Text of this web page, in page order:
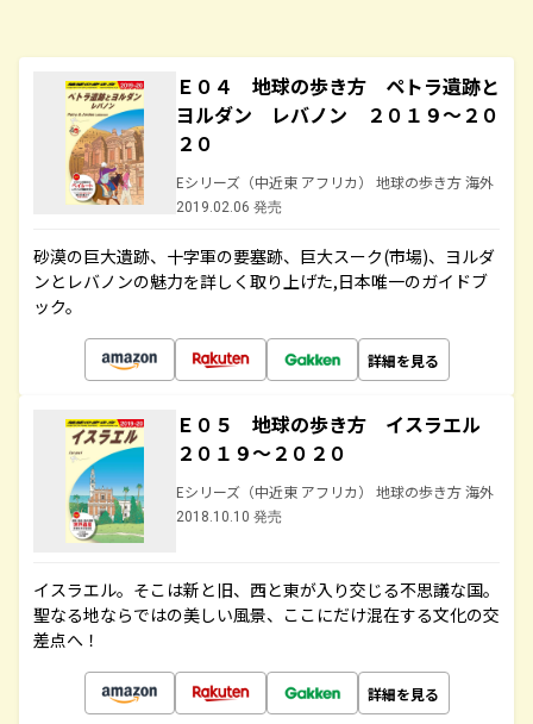
Ｅ０４ 地球の歩き方 ペトラ遺跡と
ヨルダン レバノン ２０１９～２０
２０
Eシリーズ（中近東 アフリカ） 地球の歩き方 海外
2019.02.06 発売
砂漠の巨大遺跡、十字軍の要塞跡、巨大スーク(市場)、ヨルダ
ンとレバノンの魅力を詳しく取り上げた,日本唯一のガイドブ
ック。
詳細を見る
Ｅ０５ 地球の歩き方 イスラエル
２０１９～２０２０
Eシリーズ（中近東 アフリカ） 地球の歩き方 海外
2018.10.10 発売
イスラエル。そこは新と旧、西と東が入り交じる不思議な国。
聖なる地ならではの美しい風景、ここにだけ混在する文化の交
差点へ！
詳細を見る